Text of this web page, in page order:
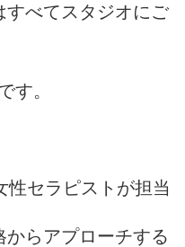
べてスタジオにご
す。
セラピストが担当
らアプローチする